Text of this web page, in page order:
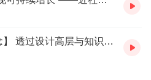
【知识产权功劳奖获奖纪念】 透过设计高层与知识产权部的对话，窥见深厚羁绊